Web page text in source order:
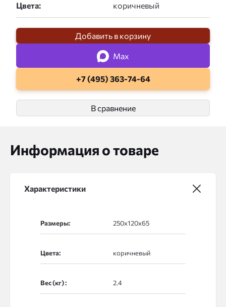
Цвета:
Добавить в корзину
Max
+7 (495) 363-74-64
В сравнение
Информация о товаре
Характеристики
Размеры:
Цвета:
Вес (кг) :